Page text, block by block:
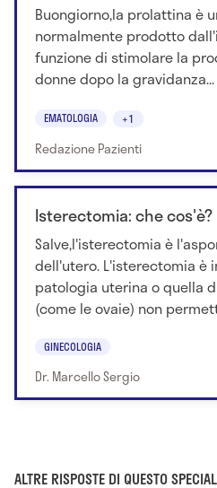
Buongiorno,la prolattina è
normalmente prodotto
funzione di stimolare la
donne dopo la gravidanza...
EMATOLOGIA +1
Redazione Pazienti
Isterectomia: che cos'è?
Salve,l'isterectomia è
dell'utero. L'isterectomia è
patologia uterina o quella
(come le ovaie) non
GINECOLOGIA
Dr. Marcello Sergio
ALTRE RISPOSTE DI QUESTO